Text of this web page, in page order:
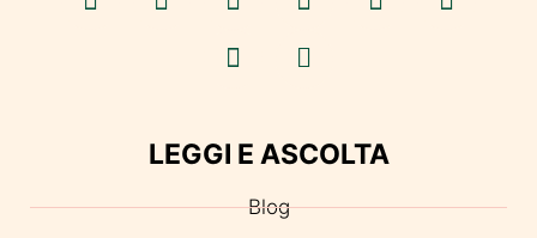
LEGGI E ASCOLTA
Blog